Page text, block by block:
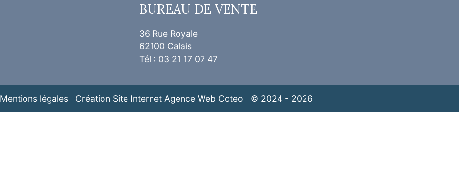
BUREAU DE VENTE
36 Rue Royale
62100 Calais
Tél : 03 21 17 07 47
Mentions légales Création Site Internet Agence Web Coteo © 2024 - 2026